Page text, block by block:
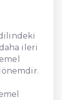
ileri